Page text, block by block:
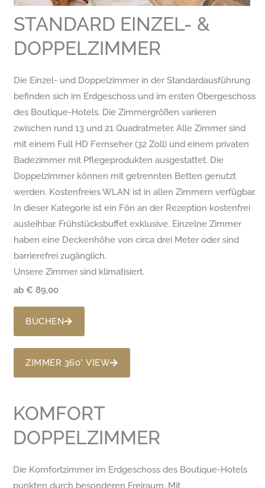
STANDARD EINZEL- &
DOPPELZIMMER
Die Einzel- und Doppelzimmer in der Standardausführung
befinden sich im Erdgeschoss und im ersten Obergeschoss
des Boutique-Hotels. Die Zimmergrößen variieren
zwischen rund 13 und 21 Quadratmeter. Alle Zimmer sind
mit einem Full HD Fernseher (32 Zoll) und einem privaten
Badezimmer mit Pflegeprodukten ausgestattet. Die
Doppelzimmer können mit getrennten Betten genutzt
werden. Kostenfreies WLAN ist in allen Zimmern verfügbar.
In dieser Kategorie ist ein Fön an der Rezeption kostenfrei
ausleihbar. Frühstücksbuffet exklusive. Einzelne Zimmer
haben eine Deckenhöhe von circa drei Meter oder sind
barrierefrei zugänglich.
Unsere Zimmer sind klimatisiert.
ab € 89,00
BUCHEN
ZIMMER 360° VIEW
KOMFORT
DOPPELZIMMER
Die Komfortzimmer im Erdgeschoss des Boutique-Hotels
punkten durch besonderen Freiraum. Mit